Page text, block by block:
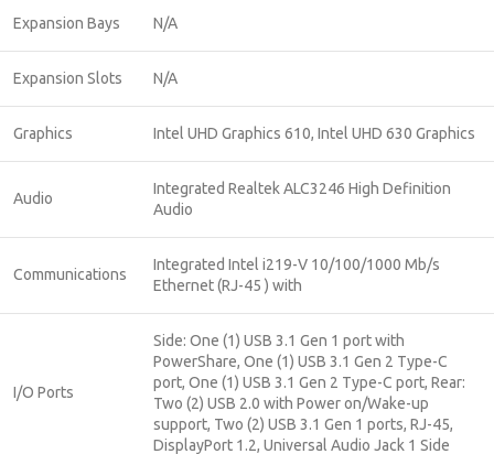
Expansion Bays N/A
Expansion Slots N/A
Graphics Intel UHD Graphics 610, Intel UHD 630 Graphics
Audio
Integrated Realtek ALC3246 High Definition
Audio
Communications
Integrated Intel i219-V 10/100/1000 Mb/s
Ethernet (RJ-45 ) with
I/O Ports
Side: One (1) USB 3.1 Gen 1 port with
PowerShare, One (1) USB 3.1 Gen 2 Type-C
port, One (1) USB 3.1 Gen 2 Type-C port, Rear:
Two (2) USB 2.0 with Power on/Wake-up
support, Two (2) USB 3.1 Gen 1 ports, RJ-45,
DisplayPort 1.2, Universal Audio Jack 1 Side